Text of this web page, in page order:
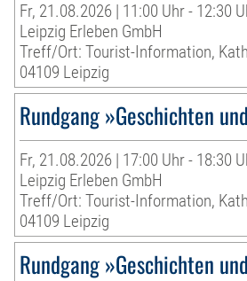
Fr, 21.08.2026 | 11:00 Uhr - 12:30
Leipzig Erleben GmbH
Treff/Ort: Tourist-Information,
04109 Leipzig
Rundgang »Geschichten
Fr, 21.08.2026 | 17:00 Uhr - 18:30
Leipzig Erleben GmbH
Treff/Ort: Tourist-Information,
04109 Leipzig
Rundgang »Geschichten